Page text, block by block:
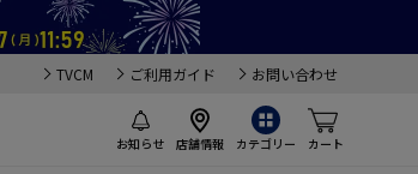
TVCM ご利用ガイド お問い合わせ
お知らせ 店舗情報 カテゴリー カート